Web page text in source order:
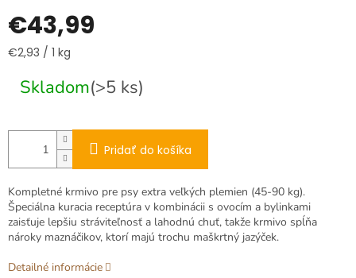
€43,99
Jednotková
€2,93 / 1 kg
Skladom(>5 ks)
Pridať do košíka
Kompletné krmivo pre psy extra veľkých plemien (45-90 kg).
Špeciálna kuracia receptúra ​​v kombinácii s ovocím a bylinkami
zaisťuje lepšiu stráviteľnosť a lahodnú chuť, takže krmivo spĺňa
nároky maznáčikov, ktorí majú trochu maškrtný jazýček.
Detailné informácie